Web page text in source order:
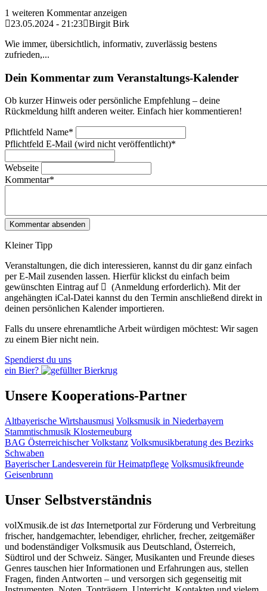
1 weiteren Kommentar anzeigen
23.05.2024 - 21:23 Birgit Birk
Wie immer, übersichtlich, informativ, zuverlässig bestens
zufrieden,...
Dein Kommentar zum Veranstaltungs-Kalender
Ob kurzer Hinweis oder persönliche Empfehlung – deine
Rückmeldung hilft anderen weiter. Einfach hier kommentieren!
Pflichtfeld Name*
Pflichtfeld E-Mail (wird nicht veröffentlicht)*
Webseite
Kommentar*
Kleiner Tipp
Veranstaltungen, die dich interessieren, kannst du dir ganz einfach
per E‑Mail zusenden lassen. Hierfür klickst du einfach beim
gewünschten Eintrag auf
(Anmeldung erforderlich). Mit der
angehängten iCal-Datei kannst du den Termin anschließend direkt in
deinen persönlichen Kalender importieren.
Falls du unsere ehrenamtliche Arbeit würdigen möchtest: Wir sagen
zu einem Bier nicht nein.
Spendierst du uns
ein Bier?
Unsere Kooperations-Partner
Altbayerische Wirtshausmusi Volksmusik in Niederbayern
Stammtischmusik Klosterneuburg
BAG Österreichischer Volkstanz Volksmusikberatung des Bezirks
Schwaben
Bayerischer Landesverein für Heimatpflege Volksmusikfreunde
Geisenbrunn
Unser Selbstverständnis
volXmusik.de ist das Internetportal zur Förderung und Verbreitung
frischer, handgemachter, lebendiger, ehrlicher, frecher, zeitgemäßer
und bodenständiger Volksmusik aus Deutschland, Österreich,
Südtirol und der Schweiz. Sänger, Musikanten und Freunde dieses
Genres tauschen hier Informationen und Erfahrungen aus, stellen
Fragen, finden Antworten – und versorgen sich gegenseitig mit